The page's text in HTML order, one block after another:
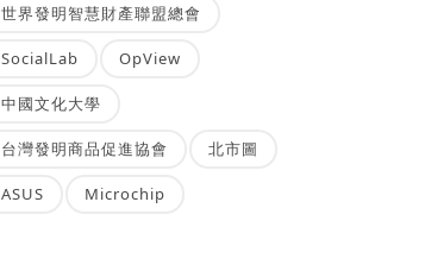
世界發明智慧財產聯盟總會
SocialLab OpView
中國文化大學
台灣發明商品促進協會 北市圖
ASUS Microchip